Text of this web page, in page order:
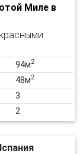
Миле в
94м2
48м2
3
2